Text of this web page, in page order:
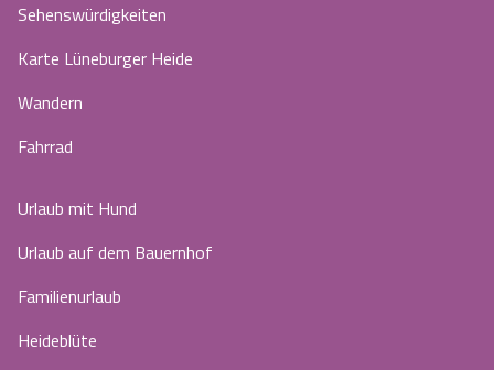
Sehenswürdigkeiten
Karte Lüneburger Heide
Wandern
Fahrrad
Urlaub mit Hund
Urlaub auf dem Bauernhof
Familienurlaub
Heideblüte